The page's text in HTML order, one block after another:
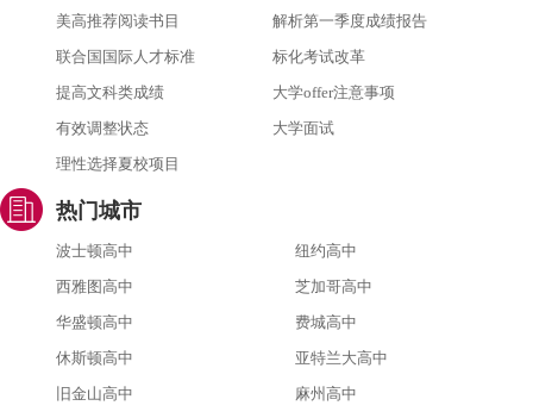
美高推荐阅读书目
解析第一季度成绩报告
联合国国际人才标准
标化考试改革
提高文科类成绩
大学offer注意事项
有效调整状态
大学面试
理性选择夏校项目
热门城市
波士顿高中
纽约高中
西雅图高中
芝加哥高中
华盛顿高中
费城高中
休斯顿高中
亚特兰大高中
旧金山高中
麻州高中